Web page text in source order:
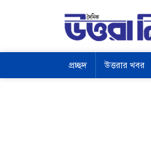
প্রচ্ছদ উত্তরার খবর